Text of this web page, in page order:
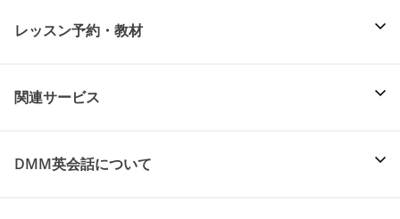
レッスン予約・教材
関連サービス
DMM英会話について